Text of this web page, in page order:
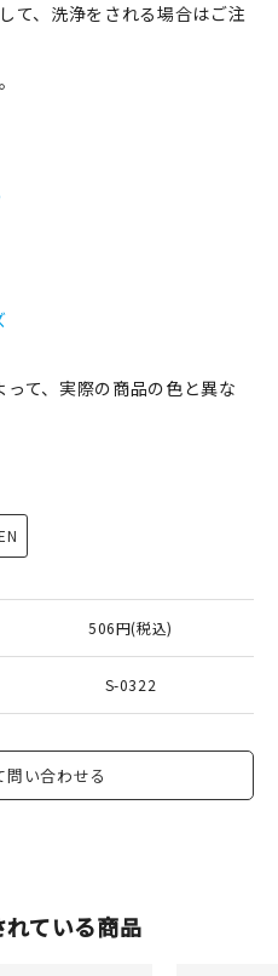
て、洗浄をされる場合はご注
て、実際の商品の色と異な
506円(税込)
S-0322
問い合わせる
ている商品